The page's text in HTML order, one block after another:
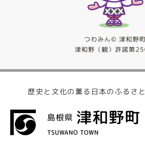
歴史と文化の薫る日本のふるさと